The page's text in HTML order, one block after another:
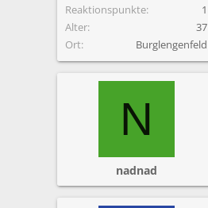
Reaktionspunkte
1
Alter
37
Ort
Burglengenfeld
N
nadnad